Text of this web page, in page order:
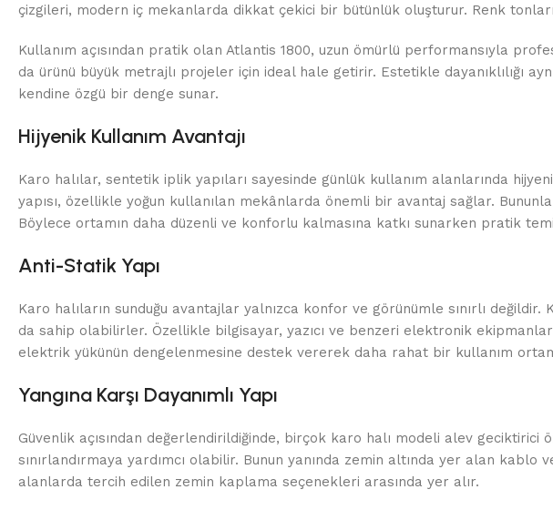
çizgileri, modern iç mekanlarda dikkat çekici bir bütünlük oluşturur. Renk
Kullanım açısından pratik olan Atlantis 1800, uzun ömürlü performansıyla
da ürünü büyük metrajlı projeler için ideal hale getirir. Estetikle dayanıklılığı
kendine özgü bir denge sunar.
Hijyenik Kullanım Avantajı
Karo halılar, sentetik iplik yapıları sayesinde günlük kullanım alanlarında
yapısı, özellikle yoğun kullanılan mekânlarda önemli bir avantaj sağlar.
Böylece ortamın daha düzenli ve konforlu kalmasına katkı sunarken pratik
Anti-Statik Yapı
Karo halıların sunduğu avantajlar yalnızca konfor ve görünümle sınırlı
da sahip olabilirler. Özellikle bilgisayar, yazıcı ve benzeri elektronik
elektrik yükünün dengelenmesine destek vererek daha rahat bir kullanım
Yangına Karşı Dayanımlı Yapı
Güvenlik açısından değerlendirildiğinde, birçok karo halı modeli alev
sınırlandırmaya yardımcı olabilir. Bunun yanında zemin altında yer alan
alanlarda tercih edilen zemin kaplama seçenekleri arasında yer alır.